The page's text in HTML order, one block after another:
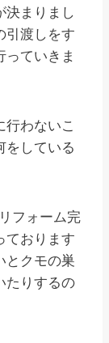
決まりまし
引渡しをす
っていきま
行わないこ
をしている
フォーム完
ております
とクモの巣
たりするの